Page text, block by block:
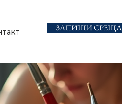
ЗАПИШИ СРЕЩА